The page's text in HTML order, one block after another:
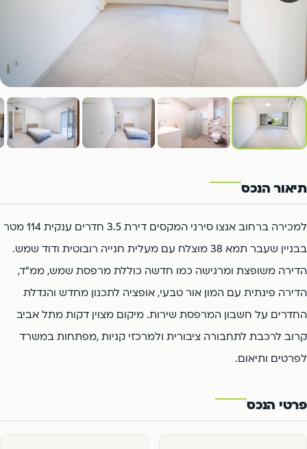
פתח תקווה הרצליה
רמת השרון
כפר שמריהו
רמת השרון ארסוף
כפר סבא
כפר שמריהו
1/18
תיאור הנכס
למכירה ברחוב אנצו סירני המקסים דירת 3.5 חדרים ענקית 114 מטר
בבניין שעבר תמא 38 מוצלח עם מעלית חנייה רובוטית ודוד שמש.
הדירה משופצת ומרגישה כמו חדשה כוללת מרפסת שמש, ממ"ד,
הדירה פינתית עם המון אור טבעי, אופציה לתכנון מחדש והגדלת
החדרים על חשבון המרפסת שירות. מיקום מצוין דקות מתל אביב
קרוב לרכבת לתחבורה ציבורית ולמרכזי קניות ,מפתחות במשרד
לפרטים ותיאום.
פרטי הנכס